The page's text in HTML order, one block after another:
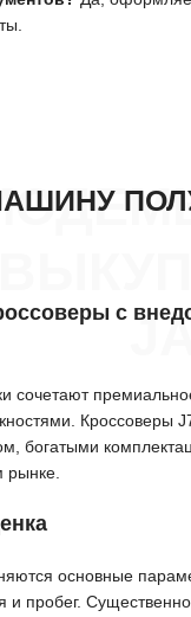
с
сочетают
Кроссоверы
богатыми
рынке.
основные
и пробег.